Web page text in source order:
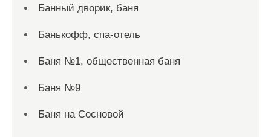
Банный дворик, баня
Банькофф, спа-отель
Баня №1, общественная баня
Баня №9
Баня на Сосновой